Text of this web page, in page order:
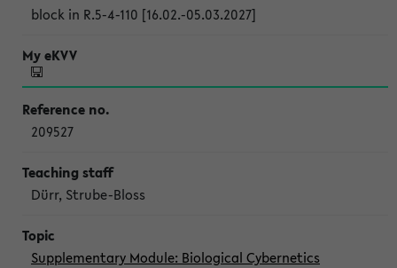
block in R.5-4-110 [16.02.-05.03.2027]
209527
Dürr, Strube-Bloss
Supplementary Module: Biological Cybernetics